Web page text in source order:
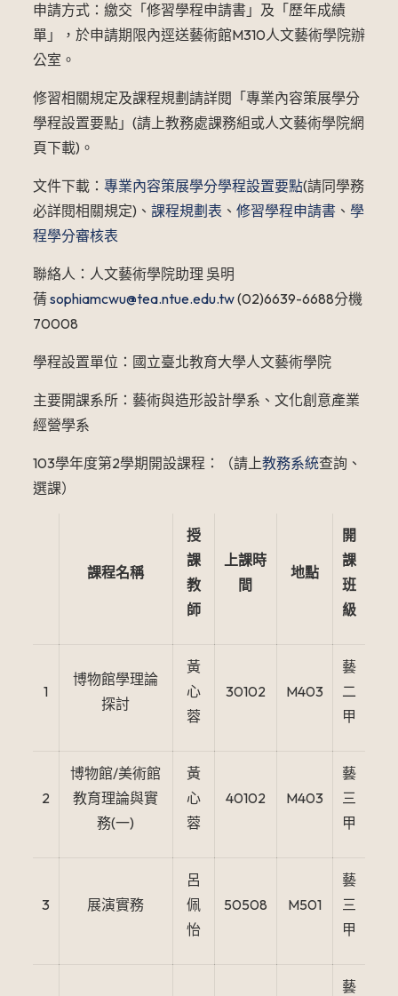
申請方式：繳交「修習學程申請書」及「歷年成績
單」，於申請期限內逕送藝術館M310人文藝術學院辦
公室。
修習相關規定及課程規劃請詳閱「專業內容策展學分
學程設置要點」(請上教務處課務組或人文藝術學院網
頁下載)。
文件下載： 專業內容策展學分學程設置要點(請同學務
必詳閱相關規定)、 課程規劃表 、 修習學程申請書、 學
程學分審核表
聯絡人：人文藝術學院助理 吳明
蒨sophiamcwu@tea.ntue.edu.tw(02)6639-6688分機
70008
學程設置單位：國立臺北教育大學人文藝術學院
主要開課系所：藝術與造形設計學系、文化創意產業
經營學系
103學年度第2學期開設課程：（請上教務系統查詢、
選課）
課程名稱
授
課
教
師
上課時
間
地點
開
課
班
級
1
博物館學理論
探討
黃
心
蓉
30102 M403
藝
二
甲
2
博物館/美術館
教育理論與實
務(一)
黃
心
蓉
40102 M403
藝
三
甲
3 展演實務
呂
佩
怡
50508 M501
藝
三
甲
藝